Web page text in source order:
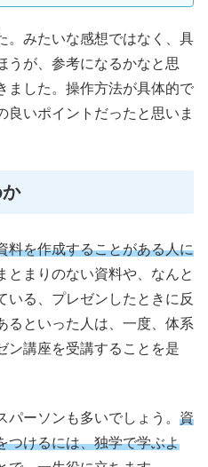
。みたいな感想ではなく、具
うが、参考になるかなと思
ました。操作方法が具体的で
良いポイントだったと思いま
料を作成することがある人に
とまりのない資料や、なんと
いる、プレゼンしたときに反
るといった人は、一度、体系
ン講座を受講することを是
ーソンも多いでしょう。 資
つけるには、独学で学ぶよ